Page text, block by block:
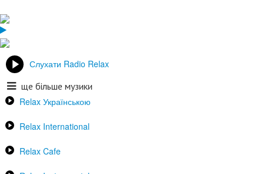
Слухати Radio Relax
ще більше музики
Relax Українською
Relax International
Relax Cafe